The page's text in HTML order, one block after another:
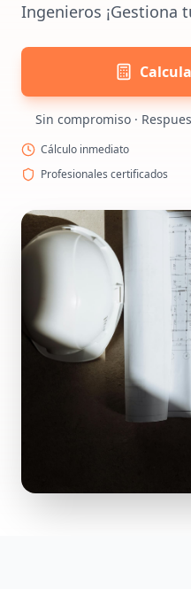
Ingenieros ¡Gestiona
Sin compromiso ·
Cálculo inmediato
Profesionales certificados